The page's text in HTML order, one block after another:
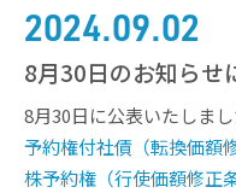
2024.09.02
8月30日のお知らせ
8月30日に公表いたしま
予約権付社債（転換価額
株予約権（行使価額修正